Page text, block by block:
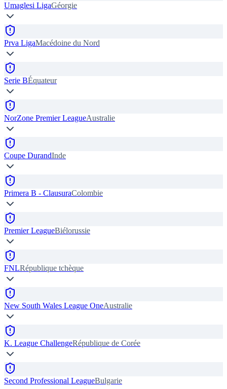
Umaglesi LigaGéorgie
Prva LigaMacédoine du Nord
Serie BÉquateur
NorZone Premier LeagueAustralie
Coupe DurandInde
Primera B - ClausuraColombie
Premier LeagueBiélorussie
FNLRépublique tchèque
New South Wales League OneAustralie
K. League ChallengeRépublique de Corée
Second Professional LeagueBulgarie